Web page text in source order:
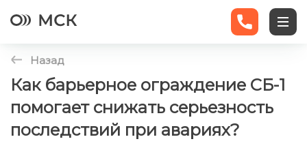
Ограждения
Экраны
Назад
Как барьерное ограждение СБ-1
помогает снижать серьезность
последствий при авариях?